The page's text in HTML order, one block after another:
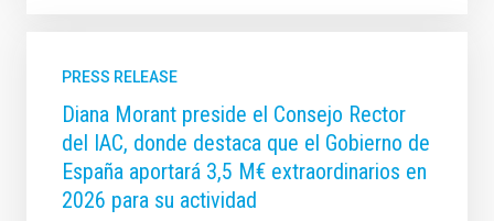
PRESS RELEASE
Diana Morant preside el Consejo Rector
del IAC, donde destaca que el Gobierno de
España aportará 3,5 M€ extraordinarios en
2026 para su actividad